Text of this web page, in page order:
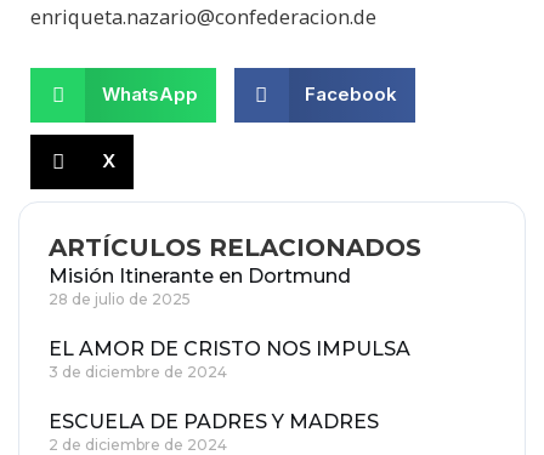
enriqueta.nazario@confederacion.de
WhatsApp Facebook
X
ARTÍCULOS RELACIONADOS
Misión Itinerante en Dortmund
28 de julio de 2025
EL AMOR DE CRISTO NOS IMPULSA
3 de diciembre de 2024
ESCUELA DE PADRES Y MADRES
2 de diciembre de 2024